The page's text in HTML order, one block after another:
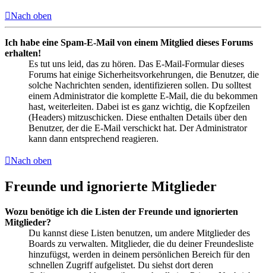
Nach oben
Ich habe eine Spam-E-Mail von einem Mitglied dieses Forums
erhalten!
Es tut uns leid, das zu hören. Das E-Mail-Formular dieses
Forums hat einige Sicherheitsvorkehrungen, die Benutzer, die
solche Nachrichten senden, identifizieren sollen. Du solltest
einem Administrator die komplette E-Mail, die du bekommen
hast, weiterleiten. Dabei ist es ganz wichtig, die Kopfzeilen
(Headers) mitzuschicken. Diese enthalten Details über den
Benutzer, der die E-Mail verschickt hat. Der Administrator
kann dann entsprechend reagieren.
Nach oben
Freunde und ignorierte Mitglieder
Wozu benötige ich die Listen der Freunde und ignorierten
Mitglieder?
Du kannst diese Listen benutzen, um andere Mitglieder des
Boards zu verwalten. Mitglieder, die du deiner Freundesliste
hinzufügst, werden in deinem persönlichen Bereich für den
schnellen Zugriff aufgelistet. Du siehst dort deren